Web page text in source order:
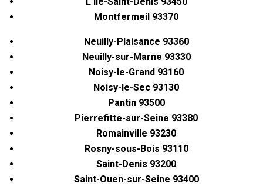
Montfermeil 93370
Neuilly-Plaisance 93360
Neuilly-sur-Marne 93330
Noisy-le-Grand 93160
Noisy-le-Sec 93130
Pantin 93500
Pierrefitte-sur-Seine 93380
Romainville 93230
Rosny-sous-Bois 93110
Saint-Denis 93200
Saint-Ouen-sur-Seine 93400